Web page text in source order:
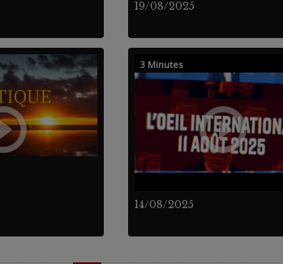
19/08/2025
14/08/2025
3 Minutes